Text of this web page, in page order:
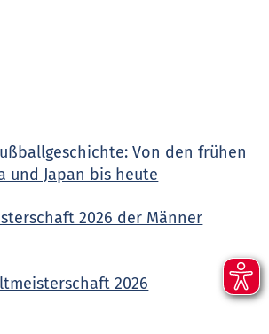
Von den frühen
und Japan bis heute
2026 der Männer
2026